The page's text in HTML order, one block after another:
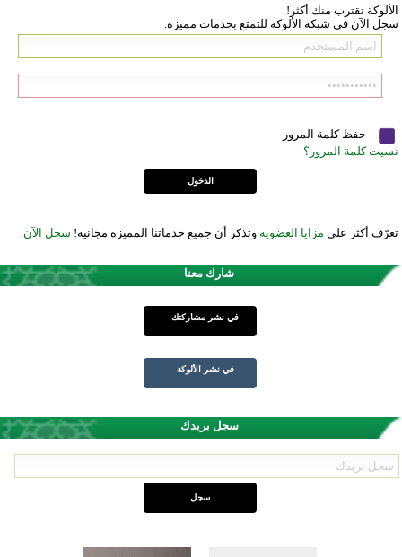
الألوكة تقترب منك أكثر!
سجل الآن في شبكة الألوكة للتمتع بخدمات مميزة.
حفظ كلمة المرور
نسيت كلمة المرور؟
تعرّف أكثر على مزايا العضوية وتذكر أن جميع خدماتنا المميزة مجانية! سجل الآن
شارك معنا
في نشر مشاركتك
في نشر الألوكة
سجل بريدك